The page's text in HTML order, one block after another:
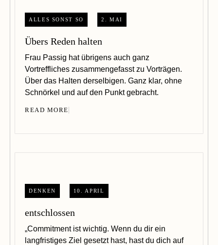
2. MAI
ALLES SONST SO
Übers Reden halten
Frau Passig hat übrigens auch ganz
Vortreffliches zusammengefasst zu Vorträgen.
Über das Halten derselbigen. Ganz klar, ohne
Schnörkel und auf den Punkt gebracht.
READ MORE
10. APRIL
DENKEN
entschlossen
„Commitment ist wichtig. Wenn du dir ein
langfristiges Ziel gesetzt hast, hast du dich auf